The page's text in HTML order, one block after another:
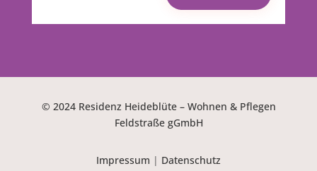
© 2024 Residenz Heideblüte – Wohnen & Pflegen
Feldstraße gGmbH
Impressum | Datenschutz